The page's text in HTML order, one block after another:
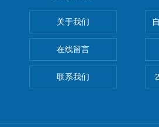
关于我们
在线留言
联系我们